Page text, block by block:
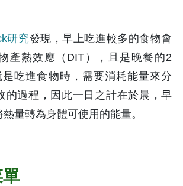
研究發現，早上吃進較多的食物會
產熱效應（DIT），且是晚餐的2
吃進食物時，需要消耗能量來分
的過程，因此一日之計在於晨，早
量轉為身體可使用的能量。